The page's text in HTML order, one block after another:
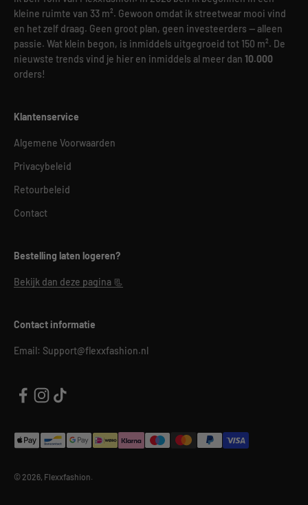
kleine ruimte van 33 m². Gewoon omdat ik streetwear mooi vind
en het zelf draag. Geen groot plan, geen investeerders — alleen
passie. Wat klein begon, is inmiddels uitgegroeid tot 150 m². De
nieuwste trends vind je hier en inmiddels al meer dan 10.000
orders!
Klantenservice
Algemene Voorwaarden
Privacybeleid
Retourbeleid
Contact
Bestelling laten logeren?
Bekijk dan deze pagina 📃
Contact informatie
Email: Support@flexxfashion.nl
© 2026, Flexxfashion.